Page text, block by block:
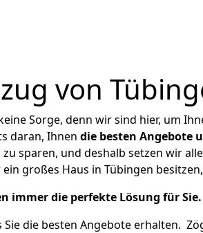
von
Sorge, denn wir sind hier, um
daran, Ihnen die besten Angebote
sparen, und deshalb setzen wir
großes Haus in Tübingen
immer die perfekte Lösung für Sie.
die besten Angebote erhalten.